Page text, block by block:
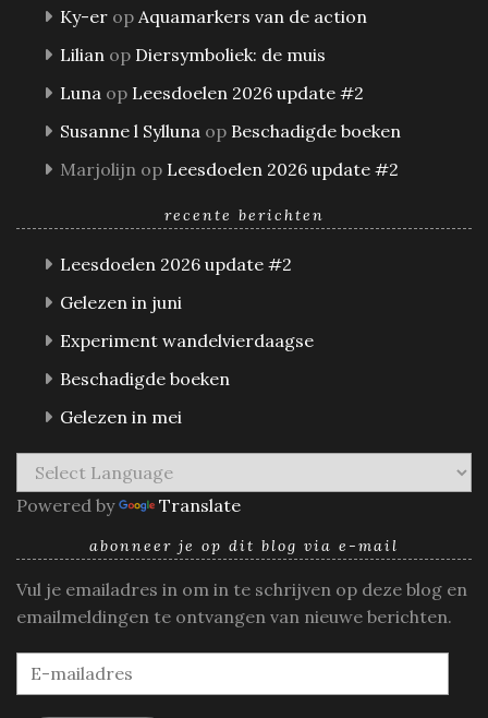
Ky-er op Aquamarkers van de action
Lilian op Diersymboliek: de muis
Luna op Leesdoelen 2026 update #2
Susanne l Sylluna op Beschadigde boeken
Marjolijn op Leesdoelen 2026 update #2
recente berichten
Leesdoelen 2026 update #2
Gelezen in juni
Experiment wandelvierdaagse
Beschadigde boeken
Gelezen in mei
Powered by Translate
abonneer je op dit blog via e-mail
Vul je emailadres in om in te schrijven op deze blog en
emailmeldingen te ontvangen van nieuwe berichten.
E-
mailadres